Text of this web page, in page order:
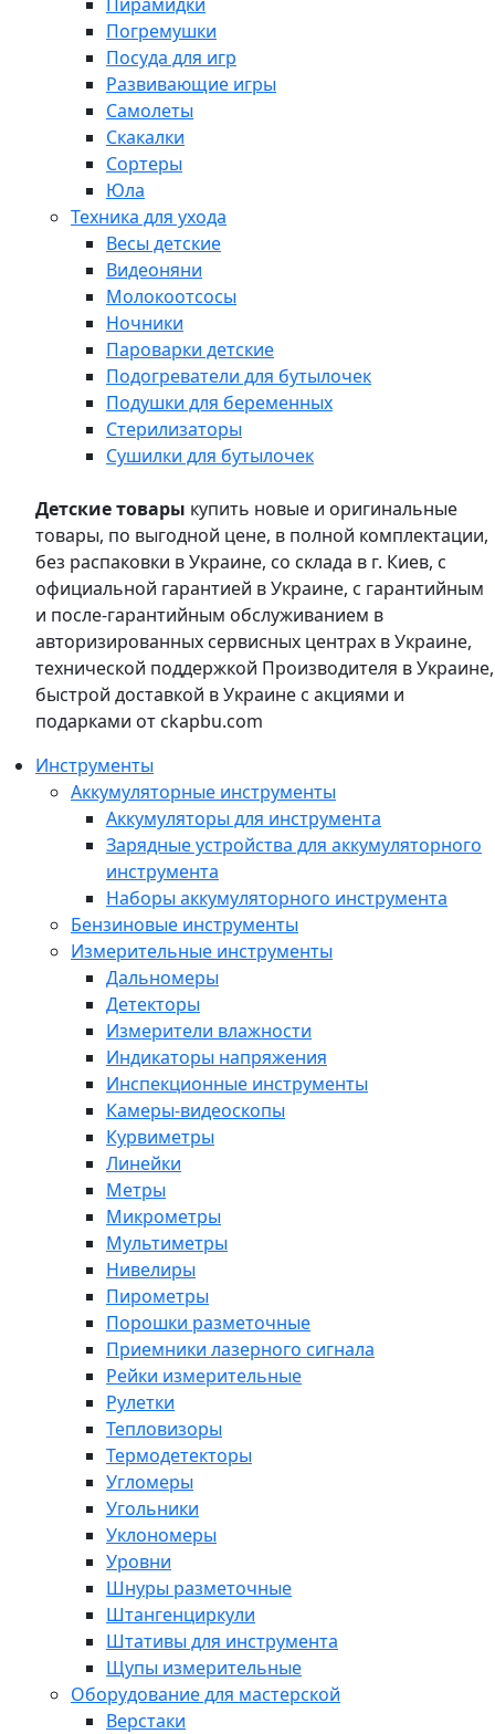
Погремушки
Посуда для игр
Развивающие игры
Самолеты
Скакалки
Сортеры
Юла
Техника для ухода
Весы детские
Видеоняни
Молокоотсосы
Ночники
Пароварки детские
Подогреватели для бутылочек
Подушки для беременных
Стерилизаторы
Сушилки для бутылочек
Детские товары купить новые и оригинальные
товары, по выгодной цене, в полной комплектации,
без распаковки в Украине, со склада в г. Киев, с
официальной гарантией в Украине, с гарантийным
и после-гарантийным обслуживанием в
авторизированных сервисных центрах в Украине,
технической поддержкой Производителя в Украине,
быстрой доставкой в Украине с акциями и
подарками от ckapbu.com
Инструменты
Аккумуляторные инструменты
Аккумуляторы для инструмента
Зарядные устройства для аккумуляторного
инструмента
Наборы аккумуляторного инструмента
Бензиновые инструменты
Измерительные инструменты
Дальномеры
Детекторы
Измерители влажности
Индикаторы напряжения
Инспекционные инструменты
Камеры-видеоскопы
Курвиметры
Линейки
Метры
Микрометры
Мультиметры
Нивелиры
Пирометры
Порошки разметочные
Приемники лазерного сигнала
Рейки измерительные
Рулетки
Тепловизоры
Термодетекторы
Угломеры
Угольники
Уклономеры
Уровни
Шнуры разметочные
Штангенциркули
Штативы для инструмента
Щупы измерительные
Оборудование для мастерской
Верстаки